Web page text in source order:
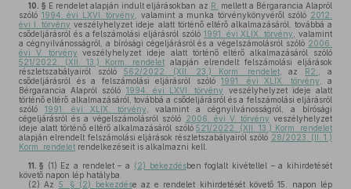
10. § E rendelet alapján indult eljárásokban az R.
mellett a Bérgarancia Alapról
szóló 1994. évi LXVI. törvény , valamint a munka törvénykönyvéről szóló 2012.
évi I. törvény veszélyhelyzet ideje alatt történő eltérő alkalmazásáról, továbbá a
csődeljárásról és a felszámolási eljárásról szóló 1991. évi XLIX. törvény
, valamint
a cégnyilvánosságról, a bírósági cégeljárásról és a végelszámolásról szóló 2006.
évi V. törvény veszélyhelyzet ideje alatt történő eltérő alkalmazásáról szóló
521/2022. (XII. 13.) Korm. rendelet alapján elrendelt felszámolási eljárások
részletszabályairól szóló 562/2022. (XII. 23.) Korm. rendelet, az R2.
, a
csődeljárásról és a felszámolási eljárásról szóló 1991. évi XLIX. törvény , a
Bérgarancia Alapról szóló 1994. évi LXVI. törvény
veszélyhelyzet ideje alatt
történő eltérő alkalmazásáról, továbbá a csődeljárásról és a felszámolási eljárásról
szóló 1991. évi XLIX. törvény , valamint a cégnyilvánosságról, a bírósági
cégeljárásról és a végelszámolásról szóló 2006. évi V. törvény veszélyhelyzet
ideje alatt történő eltérő alkalmazásáról szóló521/2022. (XII. 13.) Korm. rendelet
alapján elrendelt felszámolási eljárások részletszabályairól szóló 28/2023. (II. 1.)
Korm. rendelet rendelkezéseit is alkalmazni kell.
11. § (1) Ez a rendelet – a (2) bekezdésben foglalt kivétellel – a kihirdetését
követő napon lép hatályba.
(2) Az 5. § (2) bekezdése az e rendelet kihirdetését követő 15. napon lép